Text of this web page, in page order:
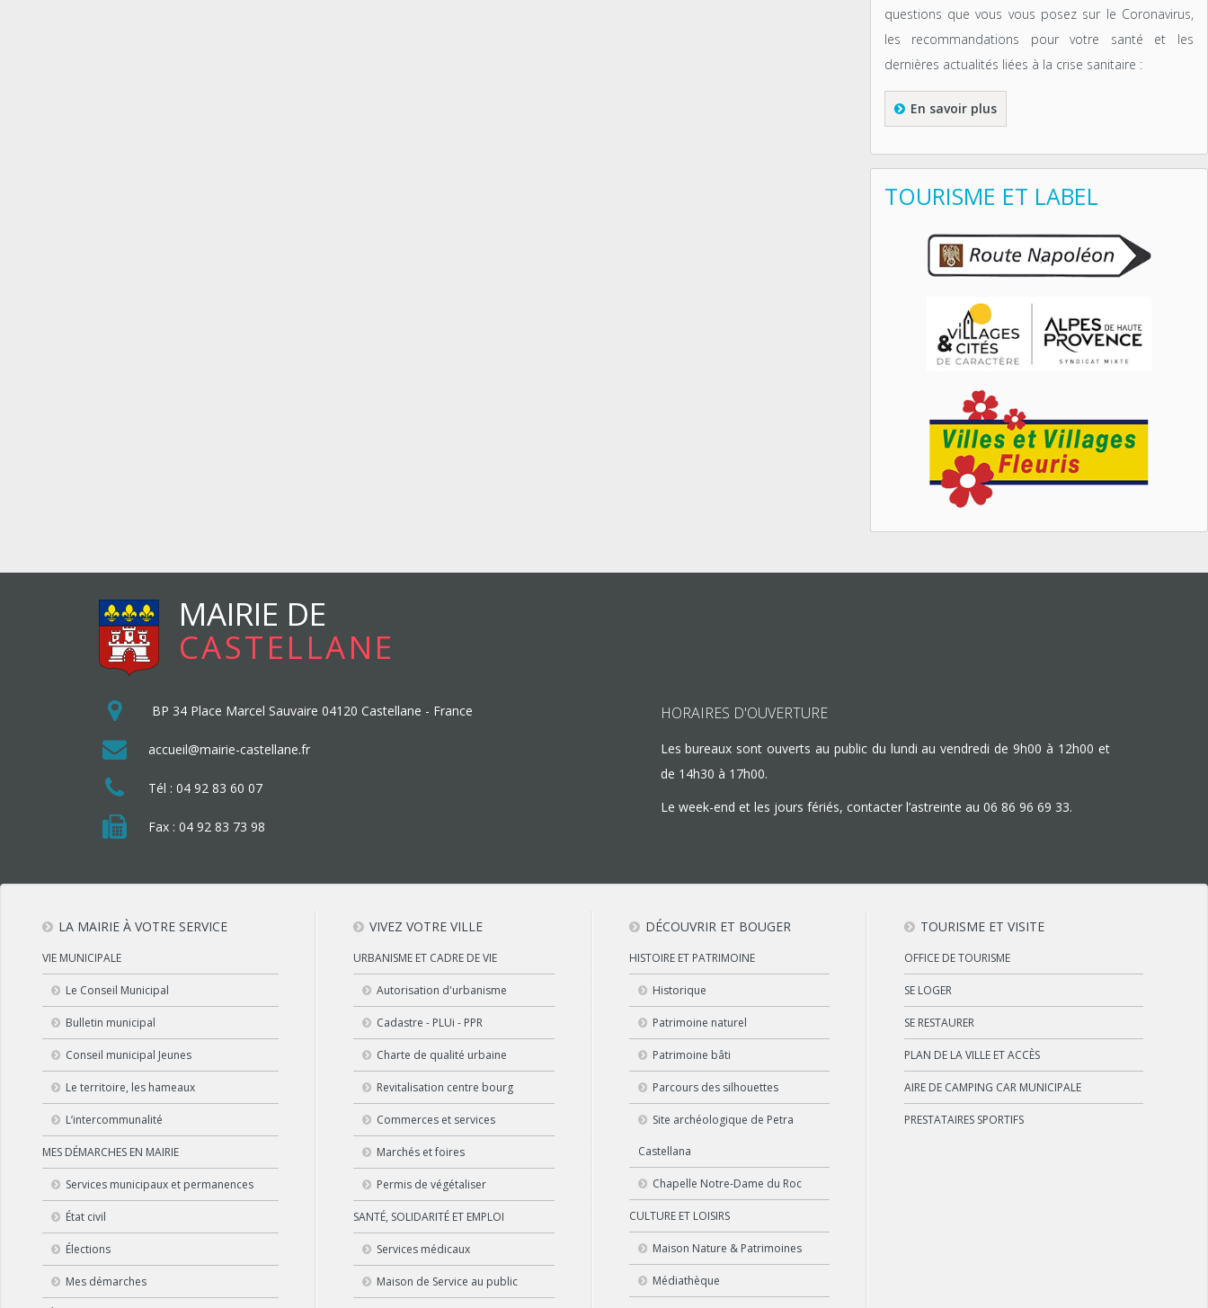
questions que vous vous posez sur le Coronavirus,
les recommandations pour votre santé et les
dernières actualités liées à la crise sanitaire :
En savoir plus
TOURISME ET LABEL
MAIRIE DE
CASTELLANE
BP 34 Place Marcel Sauvaire 04120 Castellane - France
accueil@mairie-castellane.fr
Tél : 04 92 83 60 07
Fax : 04 92 83 73 98
HORAIRES D'OUVERTURE
Les bureaux sont ouverts au public du lundi au vendredi de 9h00 à 12h00 et
de 14h30 à 17h00.
Le week-end et les jours fériés, contacter l’astreinte au 06 86 96 69 33.
LA MAIRIE À VOTRE SERVICE
VIE MUNICIPALE
Le Conseil Municipal
Bulletin municipal
Conseil municipal Jeunes
Le territoire, les hameaux
L’intercommunalité
MES DÉMARCHES EN MAIRIE
Services municipaux et permanences
État civil
Élections
Mes démarches
VIVEZ VOTRE VILLE
URBANISME ET CADRE DE VIE
Autorisation d'urbanisme
Cadastre - PLUi - PPR
Charte de qualité urbaine
Revitalisation centre bourg
Commerces et services
Marchés et foires
Permis de végétaliser
SANTÉ, SOLIDARITÉ ET EMPLOI
Services médicaux
Maison de Service au public
DÉCOUVRIR ET BOUGER
HISTOIRE ET PATRIMOINE
Historique
Patrimoine naturel
Patrimoine bâti
Parcours des silhouettes
Site archéologique de Petra
Castellana
Chapelle Notre-Dame du Roc
CULTURE ET LOISIRS
Maison Nature & Patrimoines
Médiathèque
TOURISME ET VISITE
OFFICE DE TOURISME
SE LOGER
SE RESTAURER
PLAN DE LA VILLE ET ACCÈS
AIRE DE CAMPING CAR MUNICIPALE
PRESTATAIRES SPORTIFS